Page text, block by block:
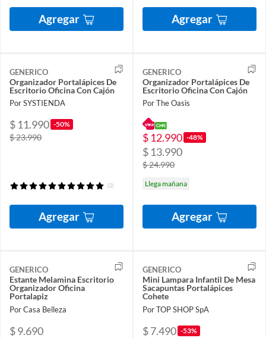
Agregar Agregar
GENERICO
Organizador Portalápices De
Escritorio Oficina Con Cajón
Por SYSTIENDA
$ 11.990 -50%
$ 23.990
(2)
Agregar
GENERICO
Organizador Portalápices De
Escritorio Oficina Con Cajón
Por The Oasis
$ 12.990 -48%
$ 13.990
$ 24.990
Llega mañana
Agregar
GENERICO
Estante Melamina Escritorio
Organizador Oficina
Portalapiz
Por Casa Belleza
$ 9.690
GENERICO
Mini Lampara Infantil De Mesa
Sacapuntas Portalápices
Cohete
Por TOP SHOP SpA
$ 7.490 -53%